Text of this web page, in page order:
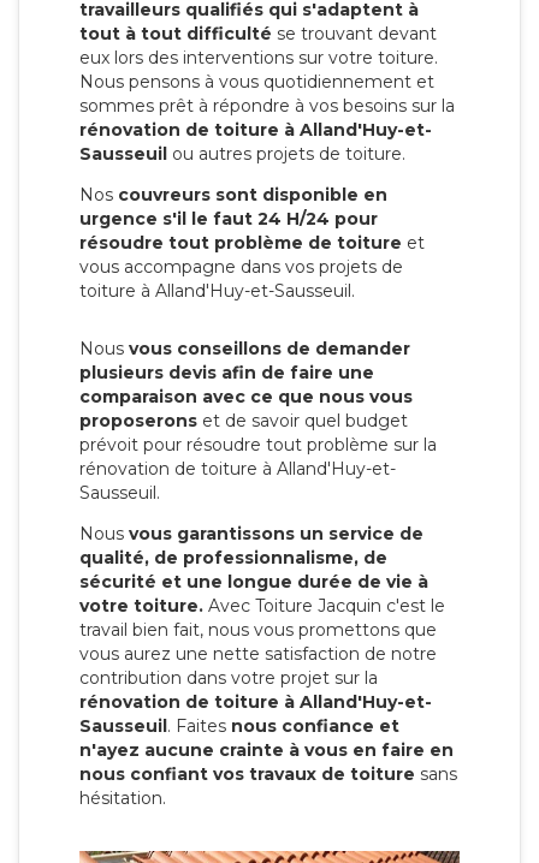
travailleurs qualifiés qui s'adaptent à
tout à tout difficulté se trouvant devant
eux lors des interventions sur votre toiture.
Nous pensons à vous quotidiennement et
sommes prêt à répondre à vos besoins sur la
rénovation de toiture à Alland'Huy-et-
Sausseuil ou autres projets de toiture.
Nos couvreurs sont disponible en
urgence s'il le faut 24 H/24 pour
résoudre tout problème de toiture et
vous accompagne dans vos projets de
toiture à Alland'Huy-et-Sausseuil.
Nous vous conseillons de demander
plusieurs devis afin de faire une
comparaison avec ce que nous vous
proposerons et de savoir quel budget
prévoit pour résoudre tout problème sur la
rénovation de toiture à Alland'Huy-et-
Sausseuil.
Nous vous garantissons un service de
qualité, de professionnalisme, de
sécurité et une longue durée de vie à
votre toiture. Avec Toiture Jacquin c'est le
travail bien fait, nous vous promettons que
vous aurez une nette satisfaction de notre
contribution dans votre projet sur la
rénovation de toiture à Alland'Huy-et-
Sausseuil. Faites nous confiance et
n'ayez aucune crainte à vous en faire en
nous confiant vos travaux de toiture sans
hésitation.